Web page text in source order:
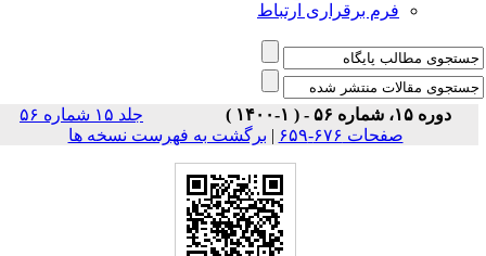
فرم برقراری ارتباط
دوره ۱۵، شماره ۵۶ - ( ۱-۱۴۰۰ )
جلد ۱۵ شماره ۵۶
صفحات ۶۷۶-۶۵۹
| برگشت به فهرست نسخه ها